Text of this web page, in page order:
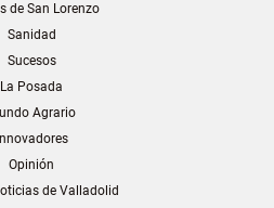
de San Lorenzo
Sanidad
Sucesos
La Posada
Agrario
Innovadores
Opinión
de Valladolid